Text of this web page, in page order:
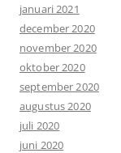
januari 2021
december 2020
november 2020
oktober 2020
september 2020
augustus 2020
juli 2020
juni 2020